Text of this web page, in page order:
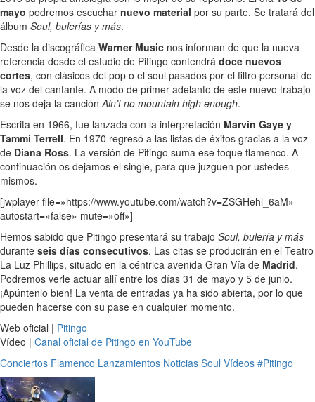
mayo podremos escuchar nuevo material por su parte. Se tratará del
álbum Soul, bulerías y más.
Desde la discográfica Warner Music nos informan de que la nueva
referencia desde el estudio de Pitingo contendrá doce nuevos
cortes, con clásicos del pop o el soul pasados por el filtro personal de
la voz del cantante. A modo de primer adelanto de este nuevo trabajo
se nos deja la canciónAin’t no mountain high enough.
Escrita en 1966, fue lanzada con la interpretación Marvin Gaye y
Tammi Terrell. En 1970 regresó a las listas de éxitos gracias a la voz
de Diana Ross. La versión de Pitingo suma ese toque flamenco. A
continuación os dejamos el single, para que juzguen por ustedes
mismos.
[jwplayer file=»https://www.youtube.com/watch?v=ZSGHehl_6aM»
autostart=»false» mute=»off»]
Hemos sabido que Pitingo presentará su trabajo Soul, bulería y más
durante seis días consecutivos. Las citas se producirán en el Teatro
La Luz Phillips, situado en la céntrica avenida Gran Vía de Madrid.
Podremos verle actuar allí entre los días 31 de mayo y 5 de junio.
¡Apúntenlo bien! La venta de entradas ya ha sido abierta, por lo que
pueden hacerse con su pase en cualquier momento.
Web oficial | Pitingo
Vídeo | Canal oficial de Pitingo en YouTube
Conciertos Flamenco Lanzamientos Noticias Soul Vídeos #Pitingo